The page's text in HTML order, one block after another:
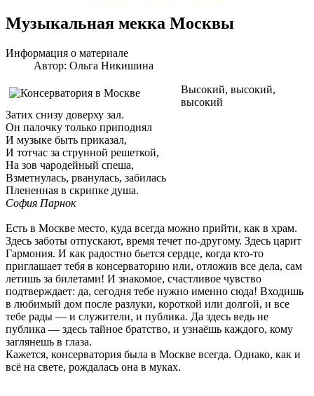
Музыкальная мекка Москвы
Информация о материале
Автор: Ольга Никишина
Высокий, высокий,
высокий
Затих снизу доверху зал.
Он палочку только приподнял
И музыке быть приказал,
И тотчас за струнной решеткой,
На зов чародейный спеша,
Взметнулась, рванулась, забилась
Плененная в скрипке душа.
София Парнок
Есть в Москве место, куда всегда можно прийти, как в храм.
Здесь заботы отпускают, время течет по-другому. Здесь царит
Гармония. И как радостно бьется сердце, когда кто-то
приглашает тебя в консерваторию или, отложив все дела, сам
летишь за билетами! И знакомое, счастливое чувство
подтверждает: да, сегодня тебе нужно именно сюда! Входишь
в любимый дом после разлуки, короткой или долгой, и все
тебе рады — и служители, и публика. Да здесь ведь не
публика — здесь тайное братство, и узнаёшь каждого, кому
заглянешь в глаза.
Кажется, консерватория была в Москве всегда. Однако, как и
всё на свете, рождалась она в муках.